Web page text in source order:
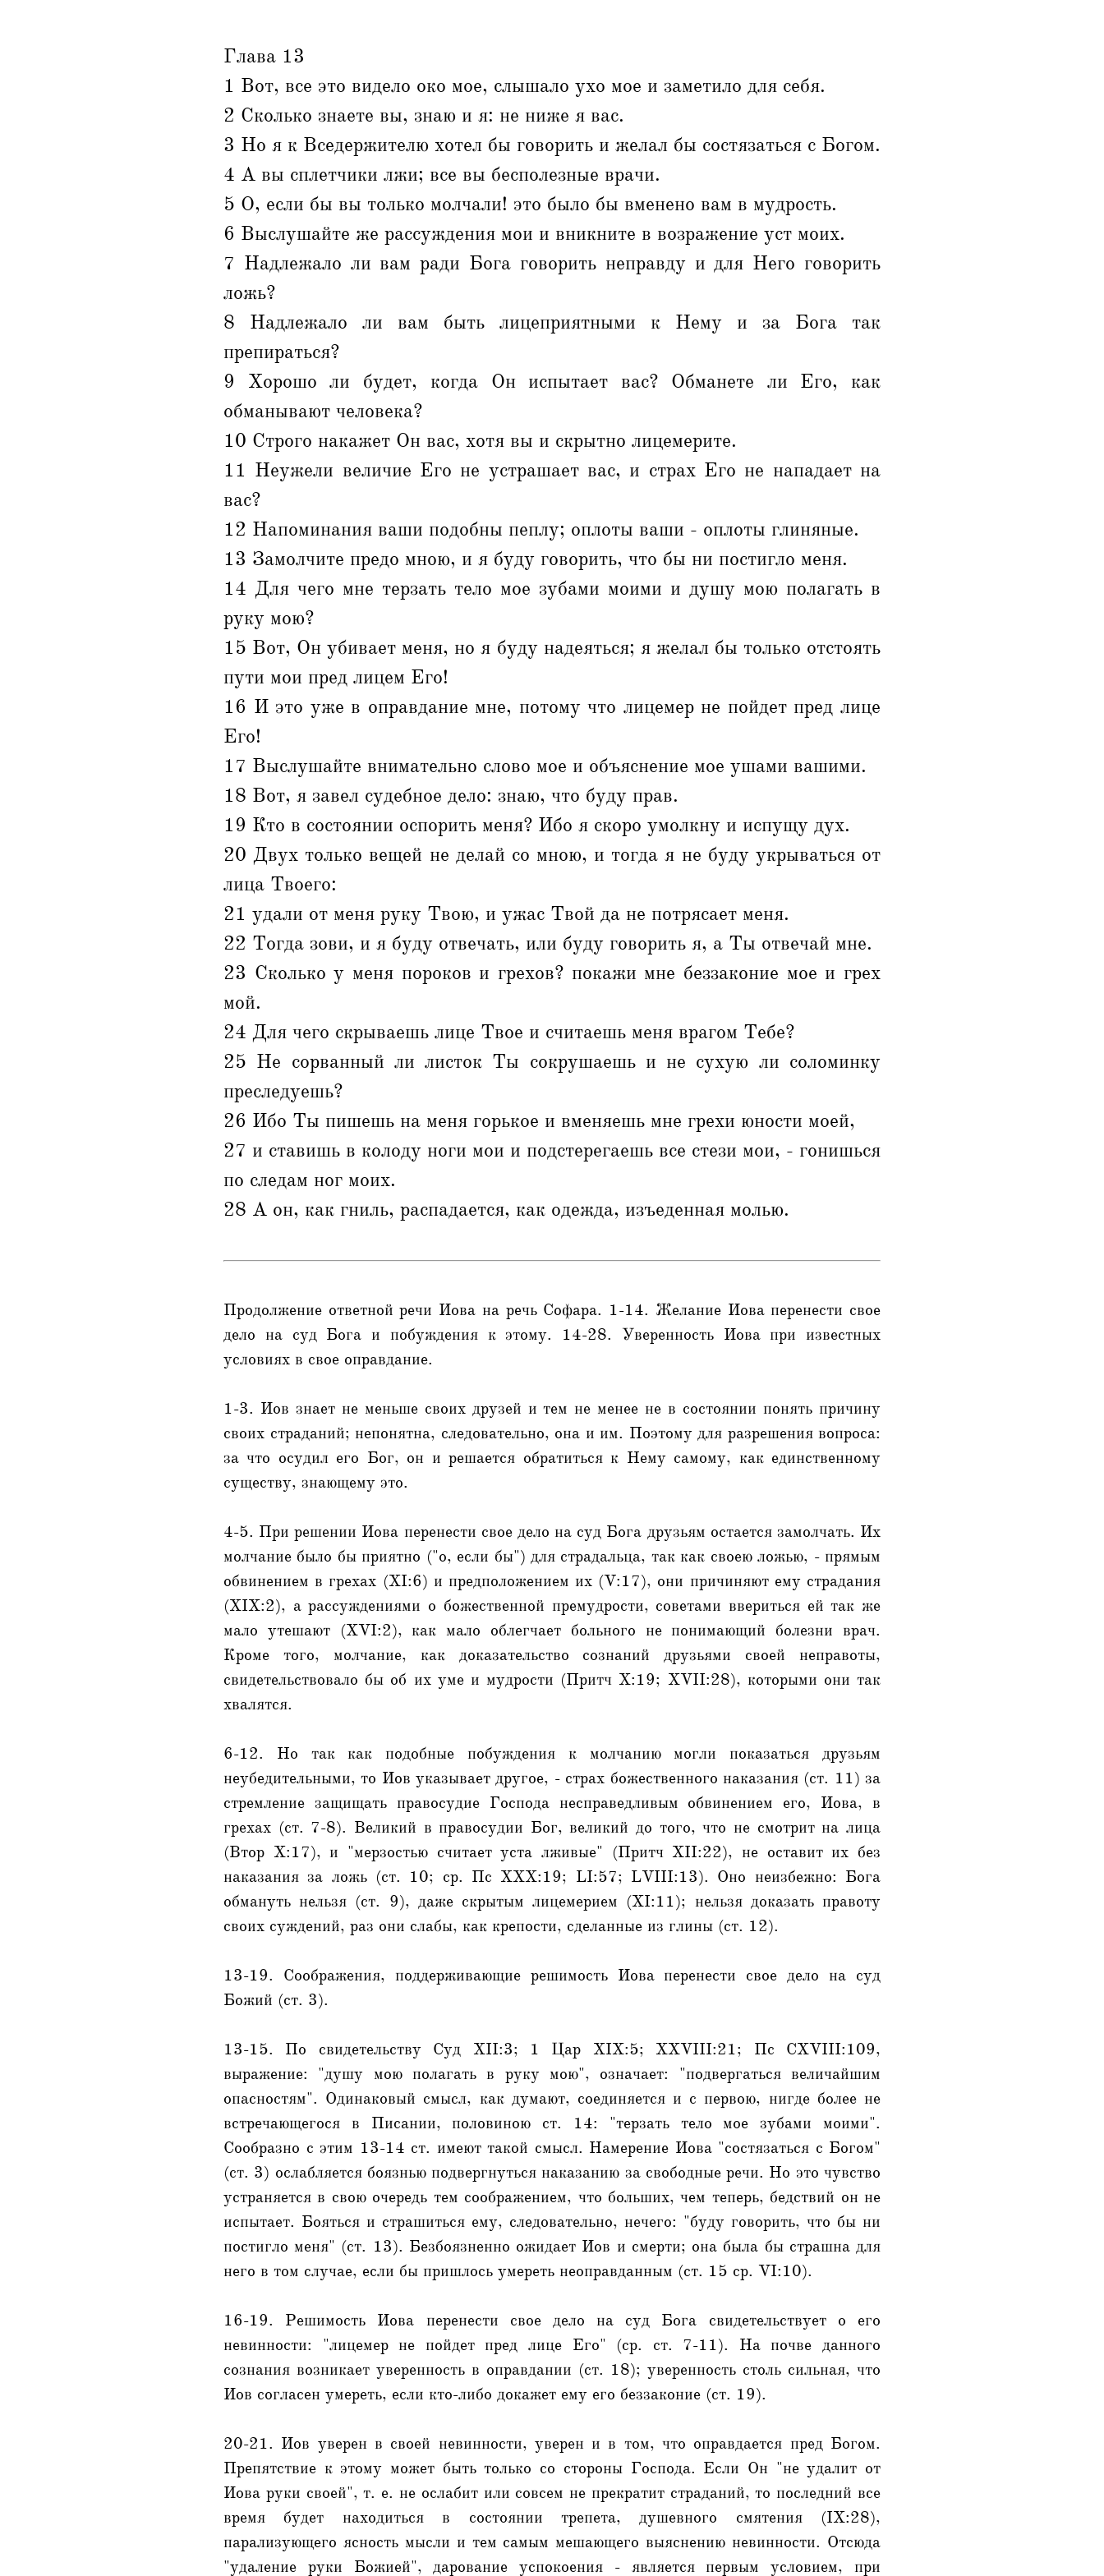
Глава 13
1 Вот, все это видело око мое, слышало ухо мое и заметило для себя.
2 Сколько знаете вы, знаю и я: не ниже я вас.
3 Но я к Вседержителю хотел бы говорить и желал бы состязаться с Богом.
4 А вы сплетчики лжи; все вы бесполезные врачи.
5 О, если бы вы только молчали! это было бы вменено вам в мудрость.
6 Выслушайте же рассуждения мои и вникните в возражение уст моих.
7 Надлежало ли вам ради Бога говорить неправду и для Него говорить
ложь?
8 Надлежало ли вам быть лицеприятными к Нему и за Бога так
препираться?
9 Хорошо ли будет, когда Он испытает вас? Обманете ли Его, как
обманывают человека?
10 Строго накажет Он вас, хотя вы и скрытно лицемерите.
11 Неужели величие Его не устрашает вас, и страх Его не нападает на
вас?
12 Напоминания ваши подобны пеплу; оплоты ваши - оплоты глиняные.
13 Замолчите предо мною, и я буду говорить, что бы ни постигло меня.
14 Для чего мне терзать тело мое зубами моими и душу мою полагать в
руку мою?
15 Вот, Он убивает меня, но я буду надеяться; я желал бы только отстоять
пути мои пред лицем Его!
16 И это уже в оправдание мне, потому что лицемер не пойдет пред лице
Его!
17 Выслушайте внимательно слово мое и объяснение мое ушами вашими.
18 Вот, я завел судебное дело: знаю, что буду прав.
19 Кто в состоянии оспорить меня? Ибо я скоро умолкну и испущу дух.
20 Двух только вещей не делай со мною, и тогда я не буду укрываться от
лица Твоего:
21 удали от меня руку Твою, и ужас Твой да не потрясает меня.
22 Тогда зови, и я буду отвечать, или буду говорить я, а Ты отвечай мне.
23 Сколько у меня пороков и грехов? покажи мне беззаконие мое и грех
мой.
24 Для чего скрываешь лице Твое и считаешь меня врагом Тебе?
25 Не сорванный ли листок Ты сокрушаешь и не сухую ли соломинку
преследуешь?
26 Ибо Ты пишешь на меня горькое и вменяешь мне грехи юности моей,
27 и ставишь в колоду ноги мои и подстерегаешь все стези мои, - гонишься
по следам ног моих.
28 А он, как гниль, распадается, как одежда, изъеденная молью.
Продолжение ответной речи Иова на речь Софара. 1-14. Желание Иова перенести свое
дело на суд Бога и побуждения к этому. 14-28. Уверенность Иова при известных
условиях в свое оправдание.
1-3. Иов знает не меньше своих друзей и тем не менее не в состоянии понять причину
своих страданий; непонятна, следовательно, она и им. Поэтому для разрешения вопроса:
за что осудил его Бог, он и решается обратиться к Нему самому, как единственному
существу, знающему это.
4-5. При решении Иова перенести свое дело на суд Бога друзьям остается замолчать. Их
молчание было бы приятно ("о, если бы") для страдальца, так как своею ложью, - прямым
обвинением в грехах (XI:6) и предположением их (V:17), они причиняют ему страдания
(XIX:2), а рассуждениями о божественной премудрости, советами ввериться ей так же
мало утешают (XVI:2), как мало облегчает больного не понимающий болезни врач.
Кроме того, молчание, как доказательство сознаний друзьями своей неправоты,
свидетельствовало бы об их уме и мудрости (Притч X:19; XVII:28), которыми они так
хвалятся.
6-12. Но так как подобные побуждения к молчанию могли показаться друзьям
неубедительными, то Иов указывает другое, - страх божественного наказания (ст. 11) за
стремление защищать правосудие Господа несправедливым обвинением его, Иова, в
грехах (ст. 7-8). Великий в правосудии Бог, великий до того, что не смотрит на лица
(Втор X:17), и "мерзостью считает уста лживые" (Притч XII:22), не оставит их без
наказания за ложь (ст. 10; ср. Пс XXX:19; LI:57; LVIII:13). Оно неизбежно: Бога
обмануть нельзя (ст. 9), даже скрытым лицемерием (XI:11); нельзя доказать правоту
своих суждений, раз они слабы, как крепости, сделанные из глины (ст. 12).
13-19. Соображения, поддерживающие решимость Иова перенести свое дело на суд
Божий (ст. 3).
13-15. По свидетельству Суд XII:3; 1 Цар XIX:5; XXVIII:21; Пс CXVIII:109,
выражение: "душу мою полагать в руку мою", означает: "подвергаться величайшим
опасностям". Одинаковый смысл, как думают, соединяется и с первою, нигде более не
встречающегося в Писании, половиною ст. 14: "терзать тело мое зубами моими".
Сообразно с этим 13-14 ст. имеют такой смысл. Намерение Иова "состязаться с Богом"
(ст. 3) ослабляется боязнью подвергнуться наказанию за свободные речи. Но это чувство
устраняется в свою очередь тем соображением, что больших, чем теперь, бедствий он не
испытает. Бояться и страшиться ему, следовательно, нечего: "буду говорить, что бы ни
постигло меня" (ст. 13). Безбоязненно ожидает Иов и смерти; она была бы страшна для
него в том случае, если бы пришлось умереть неоправданным (ст. 15 ср. VI:10).
16-19. Решимость Иова перенести свое дело на суд Бога свидетельствует о его
невинности: "лицемер не пойдет пред лице Его" (ср. ст. 7-11). На почве данного
сознания возникает уверенность в оправдании (ст. 18); уверенность столь сильная, что
Иов согласен умереть, если кто-либо докажет ему его беззаконие (ст. 19).
20-21. Иов уверен в своей невинности, уверен и в том, что оправдается пред Богом.
Препятствие к этому может быть только со стороны Господа. Если Он "не удалит от
Иова руки своей", т. е. не ослабит или совсем не прекратит страданий, то последний все
время будет находиться в состоянии трепета, душевного смятения (IX:28),
парализующего ясность мысли и тем самым мешающего выяснению невинности. Отсюда
"удаление руки Божией", дарование успокоения - является первым условием, при